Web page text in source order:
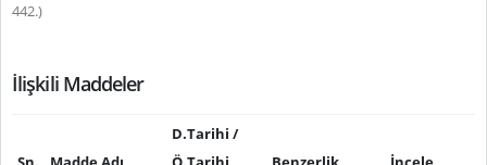
442.)
İlişkili Maddeler
D.Tarihi /